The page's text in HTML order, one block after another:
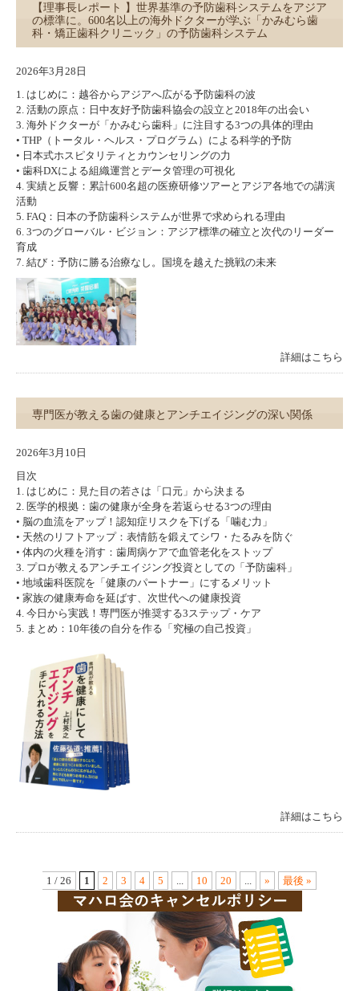
【理事長レポート 】世界基準の予防歯科システムをアジア
の標準に。600名以上の海外ドクターが学ぶ「かみむら歯
科・矯正歯科クリニック」の予防歯科システム
2026年3月28日
1. はじめに：越谷からアジアへ広がる予防歯科の波
2. 活動の原点：日中友好予防歯科協会の設立と2018年の出会い
3. 海外ドクターが「かみむら歯科」に注目する3つの具体的理由
• THP（トータル・ヘルス・プログラム）による科学的予防
• 日本式ホスピタリティとカウンセリングの力
• 歯科DXによる組織運営とデータ管理の可視化
4. 実績と反響：累計600名超の医療研修ツアーとアジア各地での講演
活動
5. FAQ：日本の予防歯科システムが世界で求められる理由
6. 3つのグローバル・ビジョン：アジア標準の確立と次代のリーダー
育成
7. 結び：予防に勝る治療なし。国境を越えた挑戦の未来
詳細はこちら
専門医が教える歯の健康とアンチエイジングの深い関係
2026年3月10日
目次
1. はじめに：見た目の若さは「口元」から決まる
2. 医学的根拠：歯の健康が全身を若返らせる3つの理由
• 脳の血流をアップ！認知症リスクを下げる「噛む力」
• 天然のリフトアップ：表情筋を鍛えてシワ・たるみを防ぐ
• 体内の火種を消す：歯周病ケアで血管老化をストップ
3. プロが教えるアンチエイジング投資としての「予防歯科」
• 地域歯科医院を「健康のパートナー」にするメリット
• 家族の健康寿命を延ばす、次世代への健康投資
4. 今日から実践！専門医が推奨する3ステップ・ケア
5. まとめ：10年後の自分を作る「究極の自己投資」
詳細はこちら
1 / 26 1 2 3 4 5 ... 10 20 ... » 最後 »